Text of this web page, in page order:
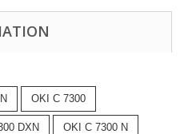
OKI C 7300
DXN OKI C 7300 N